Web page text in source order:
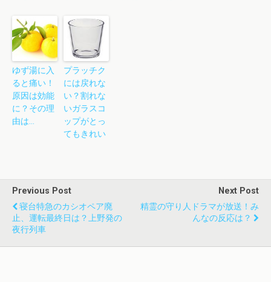
ゆず湯に入
ると痛い！
原因は効能
に？その理
由は…
プラッチク
には戻れな
い？割れな
いガラスコ
ップがとっ
てもきれい
Previous Post
寝台特急のカシオペア廃
止、運転最終日は？上野発の
夜行列車
Next Post
精霊の守り人ドラマが放送！み
んなの反応は？